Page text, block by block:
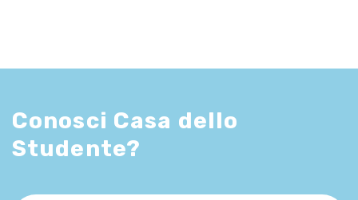
Conosci Casa dello
Studente?